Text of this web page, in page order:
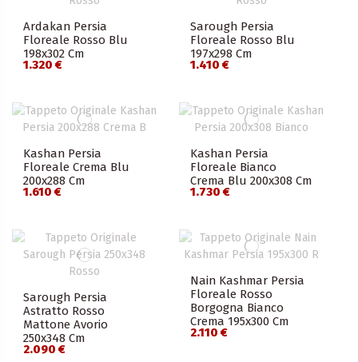
Ardakan Persia
Floreale Rosso Blu
198x302 Cm
1.320 €
Sarough Persia
Floreale Rosso Blu
197x298 Cm
1.410 €
Kashan Persia
Floreale Crema Blu
200x288 Cm
1.610 €
Kashan Persia
Floreale Bianco
Crema Blu 200x308 Cm
1.730 €
Sarough Persia
Astratto Rosso
Mattone Avorio
250x348 Cm
2.090 €
Nain Kashmar Persia
Floreale Rosso
Borgogna Bianco
Crema 195x300 Cm
2.110 €